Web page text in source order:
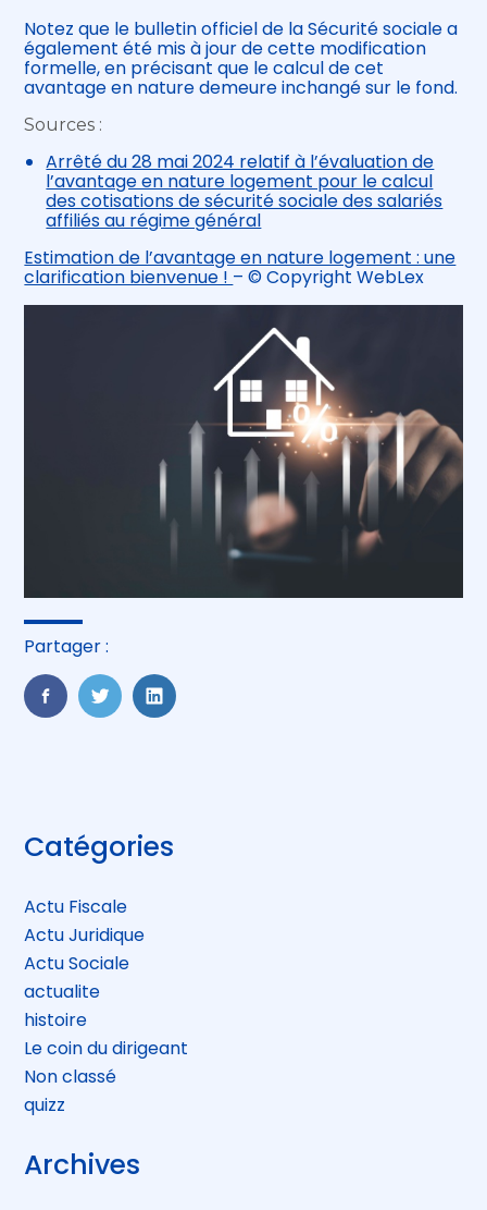
Notez que le bulletin officiel de la Sécurité sociale a
également été mis à jour de cette modification
formelle, en précisant que le calcul de cet
avantage en nature demeure inchangé sur le fond.
Sources :
Arrêté du 28 mai 2024 relatif à l’évaluation de
l’avantage en nature logement pour le calcul
des cotisations de sécurité sociale des salariés
affiliés au régime général
Estimation de l’avantage en nature logement : une
clarification bienvenue ! – © Copyright WebLex
Partager :
FaceBook
TwitterLinkedIn
Blog
sidebar
Catégories
Actu Fiscale
Actu Juridique
Actu Sociale
actualite
histoire
Le coin du dirigeant
Non classé
quizz
Archives